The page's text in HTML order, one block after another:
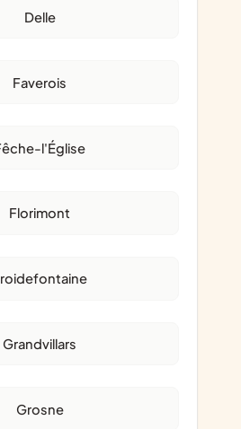
Delle
Faverois
Fêche-l'Église
Florimont
Froidefontaine
Grandvillars
Grosne